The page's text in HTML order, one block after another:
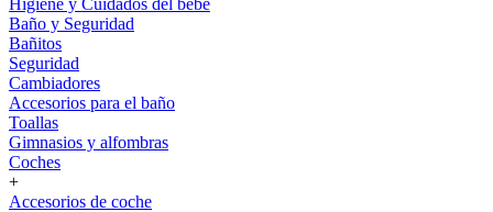
Higiene y Cuidados del bebe
Baño y Seguridad
Bañitos
Seguridad
Cambiadores
Accesorios para el baño
Toallas
Gimnasios y alfombras
Coches
+
Accesorios de coche